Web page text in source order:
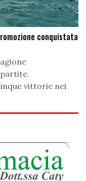
conquistata
vittorie nei